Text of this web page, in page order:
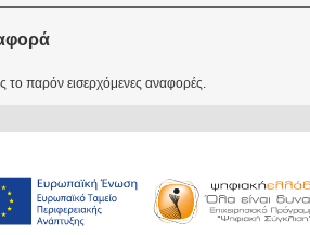
παρόν εισερχόμενες αναφορές.